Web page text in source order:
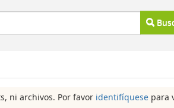
ni archivos. Por favor identifíquese para